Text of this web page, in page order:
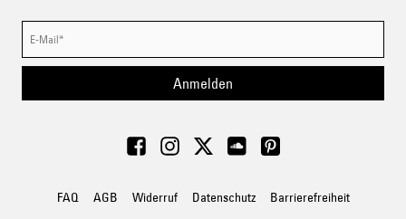
Anmelden
FAQ AGB Widerruf Datenschutz Barrierefreiheit